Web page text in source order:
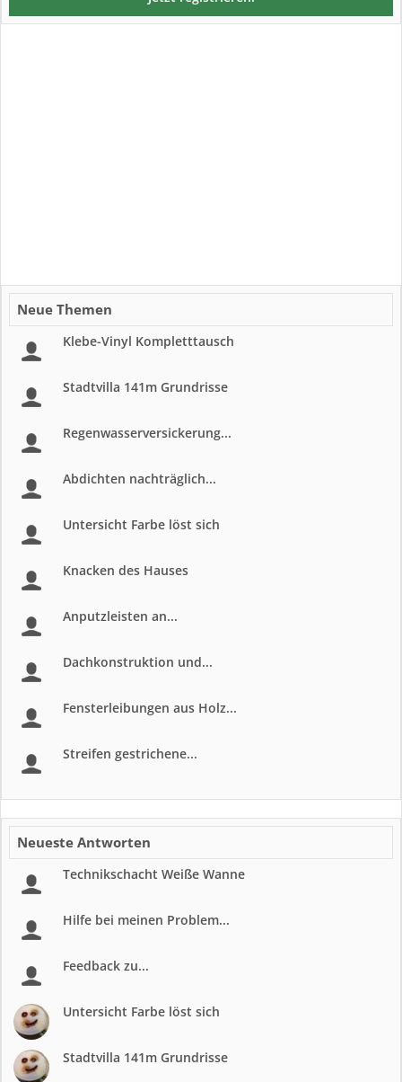
Neue Themen
Klebe-Vinyl Kompletttausch
Stadtvilla 141m Grundrisse
Regenwasserversickerung...
Abdichten nachträglich...
Untersicht Farbe löst sich
Knacken des Hauses
Anputzleisten an...
Dachkonstruktion und...
Fensterleibungen aus Holz...
Streifen gestrichene...
Neueste Antworten
Technikschacht Weiße Wanne
Hilfe bei meinen Problem...
Feedback zu...
Untersicht Farbe löst sich
Stadtvilla 141m Grundrisse